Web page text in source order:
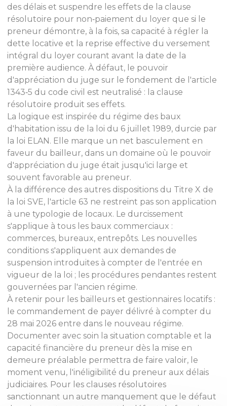
des délais et suspendre les effets de la clause
résolutoire pour non‑paiement du loyer que si le
preneur démontre, à la fois, sa capacité à régler la
dette locative et la reprise effective du versement
intégral du loyer courant avant la date de la
première audience. À défaut, le pouvoir
d'appréciation du juge sur le fondement de l'article
1343‑5 du code civil est neutralisé : la clause
résolutoire produit ses effets.
La logique est inspirée du régime des baux
d'habitation issu de la loi du 6 juillet 1989, durcie par
la loi ELAN. Elle marque un net basculement en
faveur du bailleur, dans un domaine où le pouvoir
d'appréciation du juge était jusqu'ici large et
souvent favorable au preneur.
À la différence des autres dispositions du Titre X de
la loi SVE, l'article 63 ne restreint pas son application
à une typologie de locaux. Le durcissement
s'applique à tous les baux commerciaux :
commerces, bureaux, entrepôts. Les nouvelles
conditions s'appliquent aux demandes de
suspension introduites à compter de l'entrée en
vigueur de la loi ; les procédures pendantes restent
gouvernées par l'ancien régime.
À retenir pour les bailleurs et gestionnaires locatifs :
le commandement de payer délivré à compter du
28 mai 2026 entre dans le nouveau régime.
Documenter avec soin la situation comptable et la
capacité financière du preneur dès la mise en
demeure préalable permettra de faire valoir, le
moment venu, l'inéligibilité du preneur aux délais
judiciaires. Pour les clauses résolutoires
sanctionnant un autre manquement que le défaut